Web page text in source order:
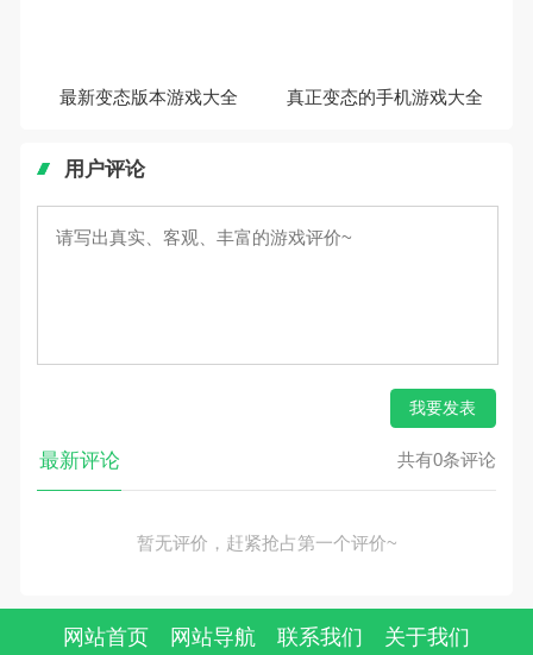
最新变态版本游戏大全 真正变态的手机游戏大全
用户评论
我要发表
最新评论 共有0条评论
暂无评价，赶紧抢占第一个评价~
网站首页 网站导航 联系我们 关于我们